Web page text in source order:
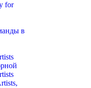
for
в